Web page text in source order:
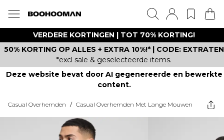
VERDERE KORTINGEN | TOT 70% KORTING!
50% KORTING OP ALLES + EXTRA 10%!* | CODE: EXTRATEN
*excl sale & geselecteerde items.
Deze website bevat door AI gegenereerde en bewerkte
content.
Casual Overhemden / Casual Overhemden Met Lange Mouwen